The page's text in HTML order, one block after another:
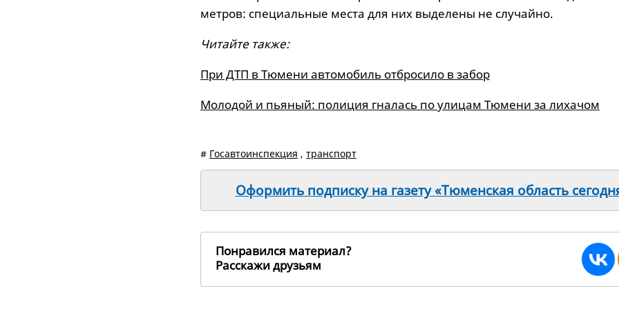
метров: специальные места для них выделены не случайно.
Читайте также:
При ДТП в Тюмени автомобиль отбросило в забор
Молодой и пьяный: полиция гналась по улицам Тюмени за лихачом
# Госавтоинспекция , транспорт
Оформить подписку на газету «Тюменская область
Понравился материал?
Расскажи друзьям